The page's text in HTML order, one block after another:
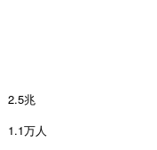
2.5兆
1.1万人